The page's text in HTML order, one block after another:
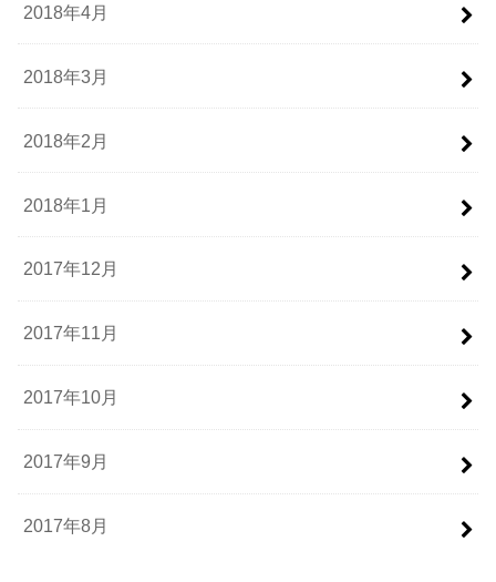
2018年4月
2018年3月
2018年2月
2018年1月
2017年12月
2017年11月
2017年10月
2017年9月
2017年8月